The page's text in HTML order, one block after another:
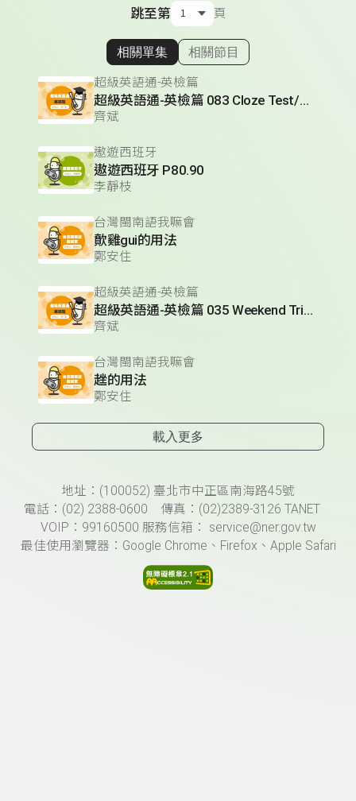
跳至第 頁
顯示相關單集
相關單集 相關節目
超級英語通-英檢篇
超級英語通-英檢篇 083 Cloze Test/段落填空-13
齊斌
遨遊西班牙
遨遊西班牙 P80.90
李靜枝
台灣閩南語我嘛會
歕雞gui的用法
鄭安住
超級英語通-英檢篇
超級英語通-英檢篇 035 Weekend Trip- 週末旅遊
齊斌
台灣閩南語我嘛會
趖的用法
鄭安住
載入更多
頁尾資訊地址：(100052) 臺北市中正區南海路45號
電話：(02) 2388-0600 傳真：(02)2389-3126 TANET
VOIP：99160500 服務信箱： service@ner.gov.tw
最佳使用瀏覽器：Google Chrome、Firefox、Apple Safari